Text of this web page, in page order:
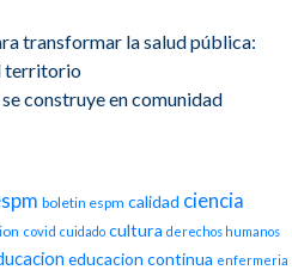
transformar la salud pública:
territorio
construye en comunidad
boletin espm calidad ciencia
covid cuidado cultura derechos humanos
educacion continua enfermeria